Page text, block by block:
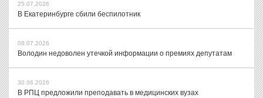
25.07.2026
В Екатеринбурге сбили беспилотник
08.07.2026
Володин недоволен утечкой информации о премиях депутатам
30.06.2026
В РПЦ предложили преподавать в медицинских вузах